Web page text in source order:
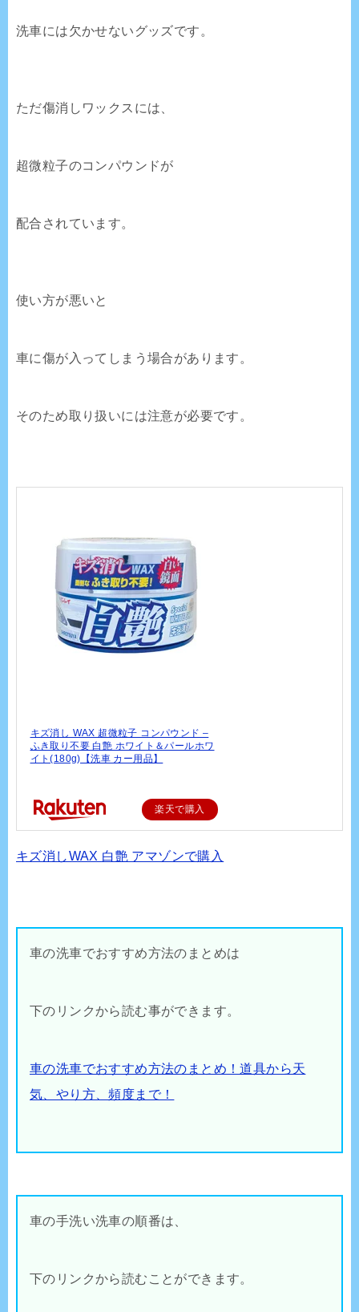
洗車には欠かせないグッズです。
ただ傷消しワックスには、
超微粒子のコンパウンドが
配合されています。
使い方が悪いと
車に傷が入ってしまう場合があります。
そのため取り扱いには注意が必要です。
キズ消し WAX 超微粒子 コンパウンド –
ふき取り不要 白艶 ホワイト＆パールホワ
イト(180g)【洗車 カー用品】
楽天で購入
キズ消しWAX 白艶 アマゾンで購入
車の洗車でおすすめ方法のまとめは
下のリンクから読む事ができます。
車の洗車でおすすめ方法のまとめ！道具から天
気、やり方、頻度まで！
車の手洗い洗車の順番は、
下のリンクから読むことができます。